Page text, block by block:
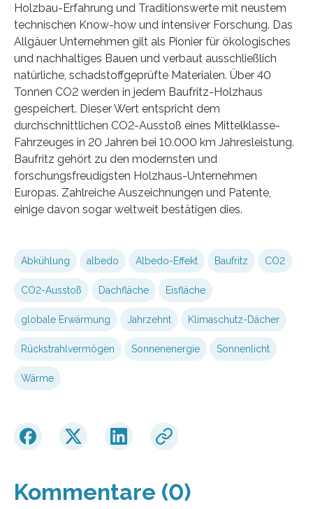
Holzbau-Erfahrung und Traditionswerte mit neustem
technischen Know-how und intensiver Forschung. Das
Allgäuer Unternehmen gilt als Pionier für ökologisches
und nachhaltiges Bauen und verbaut ausschließlich
natürliche, schadstoffgeprüfte Materialen. Über 40
Tonnen CO2 werden in jedem Baufritz-Holzhaus
gespeichert. Dieser Wert entspricht dem
durchschnittlichen CO2-Ausstoß eines Mittelklasse-
Fahrzeuges in 20 Jahren bei 10.000 km Jahresleistung.
Baufritz gehört zu den modernsten und
forschungsfreudigsten Holzhaus-Unternehmen
Europas. Zahlreiche Auszeichnungen und Patente,
einige davon sogar weltweit bestätigen dies.
Abkühlung albedo Albedo-Effekt Baufritz CO2
CO2-Ausstoß Dachfläche Eisfläche
globale Erwärmung Jahrzehnt Klimaschutz-Dächer
Rückstrahlvermögen Sonnenenergie Sonnenlicht
Wärme
Kommentare (0)